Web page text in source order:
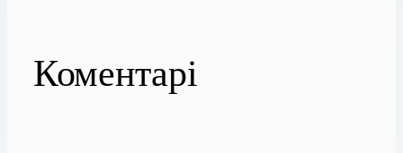
Коментарі